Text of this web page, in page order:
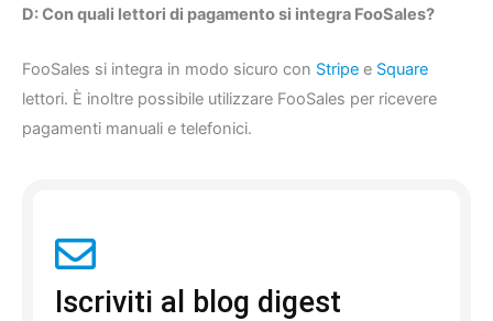
D: Con quali lettori di pagamento si integra FooSales?
FooSales si integra in modo sicuro con Stripe e Square
lettori. È inoltre possibile utilizzare FooSales per ricevere
pagamenti manuali e telefonici.
Iscriviti al blog digest